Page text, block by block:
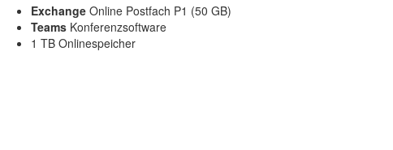
Exchange Online Postfach P1 (50 GB)
Teams Konferenzsoftware
1 TB Onlinespeicher